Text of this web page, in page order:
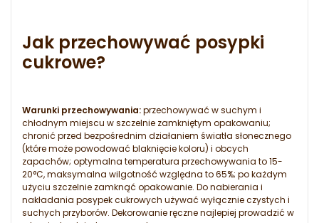
Jak przechowywać posypki
cukrowe?
Warunki przechowywania:przechowywać w suchym i
chłodnym miejscu w szczelnie zamkniętym opakowaniu;
chronić przed bezpośrednim działaniem światła słonecznego
(które może powodować blaknięcie koloru) i obcych
zapachów; optymalna temperatura przechowywania to 15-
20°C, maksymalna wilgotność względna to 65%; po każdym
użyciu szczelnie zamknąć opakowanie. Do nabierania i
nakładania posypek cukrowych używać wyłącznie czystych i
suchych przyborów. Dekorowanie ręczne najlepiej prowadzić w